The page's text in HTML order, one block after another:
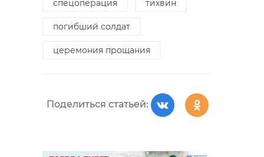
спецоперация тихвин
погибший солдат
церемония прощания
Поделиться статьей: